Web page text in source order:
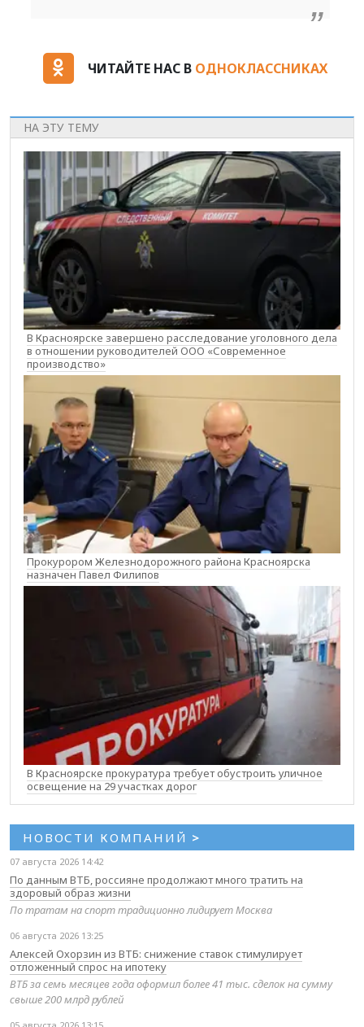
ЧИТАЙТЕ НАС В ОДНОКЛАССНИКАХ
НА ЭТУ ТЕМУ
В Красноярске завершено расследование уголовного дела
в отношении руководителей ООО «Современное
производство»
Прокурором Железнодорожного района Красноярска
назначен Павел Филипов
В Красноярске прокуратура требует обустроить уличное
освещение на 29 участках дорог
НОВОСТИ КОМПАНИЙ >
07 августа 2026 14:42
По данным ВТБ, россияне продолжают много тратить на
здоровый образ жизни
По тратам на спорт традиционно лидирует Москва
06 августа 2026 13:25
Алексей Охорзин из ВТБ: снижение ставок стимулирует
отложенный спрос на ипотеку
ВТБ за семь месяцев года оформил более 41 тыс. сделок на сумму
свыше 200 млрд рублей